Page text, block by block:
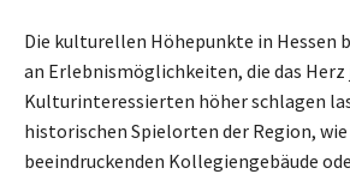
Die kulturellen Höhepunkte in Hessen
an Erlebnismöglichkeiten, die das Herz
Kulturinteressierten höher schlagen
historischen Spielorten der Region, wie
beeindruckenden Kollegiengebäude